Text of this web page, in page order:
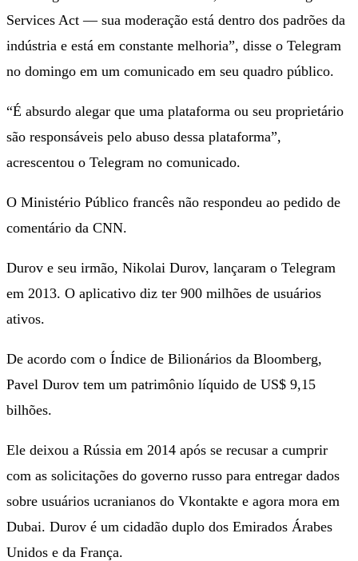
Services Act — sua moderação está dentro dos padrões da
indústria e está em constante melhoria”, disse o Telegram
no domingo em um comunicado em seu quadro público.
“É absurdo alegar que uma plataforma ou seu proprietário
são responsáveis ​​pelo abuso dessa plataforma”,
acrescentou o Telegram no comunicado.
O Ministério Público francês não respondeu ao pedido de
comentário da CNN.
Durov e seu irmão, Nikolai Durov, lançaram o Telegram
em 2013. O aplicativo diz ter 900 milhões de usuários
ativos.
De acordo com o Índice de Bilionários da Bloomberg,
Pavel Durov tem um patrimônio líquido de US$ 9,15
bilhões.
Ele deixou a Rússia em 2014 após se recusar a cumprir
com as solicitações do governo russo para entregar dados
sobre usuários ucranianos do Vkontakte e agora mora em
Dubai. Durov é um cidadão duplo dos Emirados Árabes
Unidos e da França.